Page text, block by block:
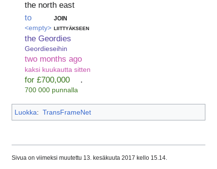
the north east
to
<empty>
join
liittyäkseen
the Geordies
Geordieseihin
two months ago
kaksi kuukautta sitten
for £700,000
700 000 punnalla
.
Luokka: TransFrameNet
Sivua on viimeksi muutettu 13. kesäkuuta 2017 kello 15.14.